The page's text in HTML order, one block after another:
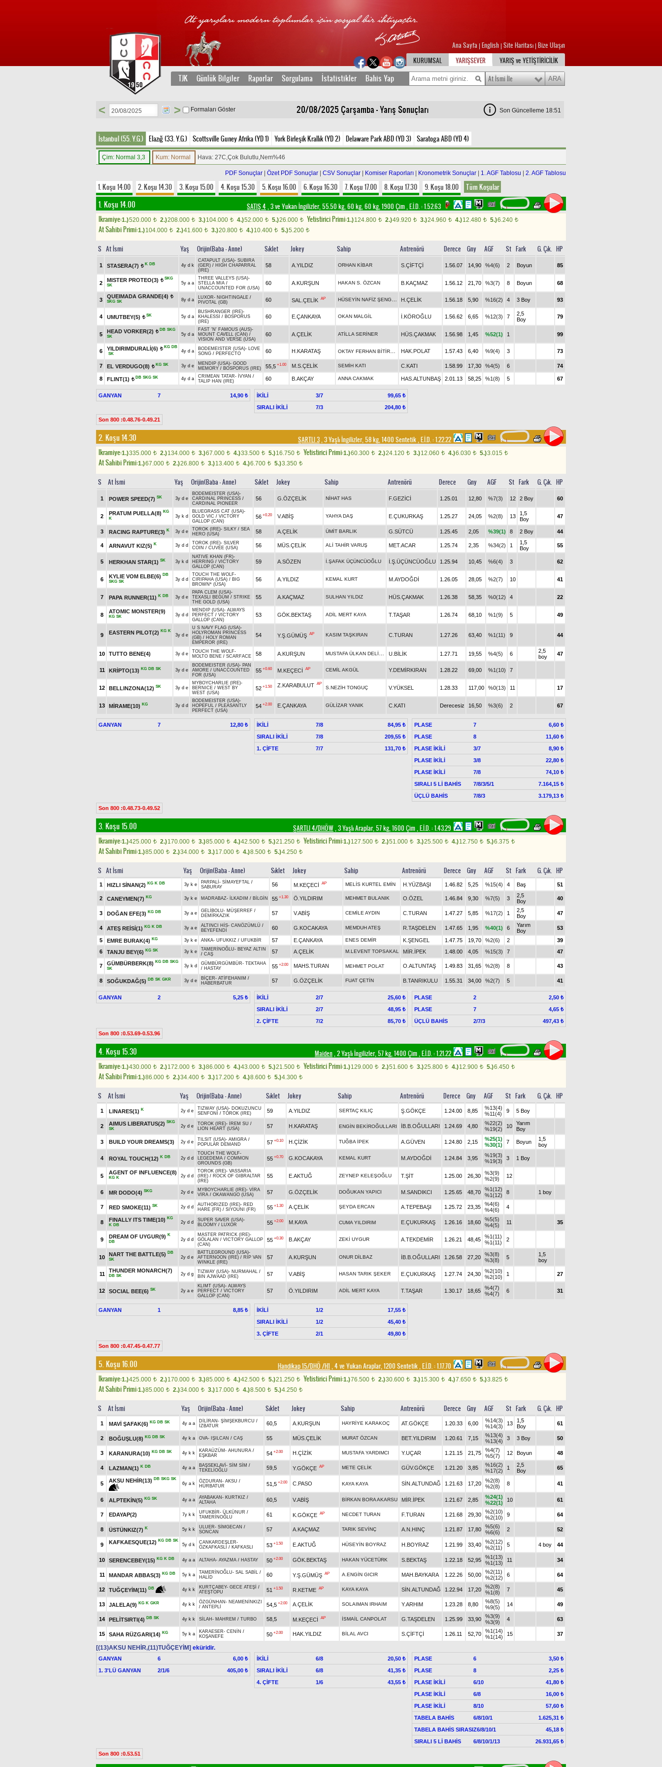
Ana Sayfa English Site Haritası Bize Ulaşın
KURUMSAL
YARIŞSEVER YARIŞ ve YETİŞTİRİCİLİK
TJK Günlük Bilgiler Raporlar Sorgulama İstatistikler Bahis Yap At İsmi İle
20/08/2025 Çarşamba - Yarış Sonuçları
< > Formaları Göster Son Güncelleme 18:51
İstanbul (55. Y.G.) Elazığ (33. Y.G.) Scottsville Guney Afrika (YD 1) York Birleşik Krallık (YD 2) Delaware Park ABD (YD 3) Saratoga ABD (YD 4)
Çim: Normal 3,3 Kum: Normal Hava: 27C,Çok Bulutlu,Nem%46
PDF Sonuçlar Özet PDF Sonuçlar CSV Sonuçlar Komiser Raporları Kronometrik Sonuçlar 1. AGF Tablosu 2. AGF Tablosu
1. Koşu 14.00 2. Koşu 14.30 3. Koşu 15.00 4. Koşu 15.30 5. Koşu 16.00 6. Koşu 16.30 7. Koşu 17.00 8. Koşu 17.30 9. Koşu 18.00 Tüm Koşular
1. Koşu 14.00 SATIŞ 4, 3 ve Yukarı İngilizler, 55.50 kg, 60 kg, 60 kg, 1900 Çim,E.İ.D. :1.52.63
Ikramiye:1.)520.000 t 2.)208.000 t 3.)104.000 t 4.)52.000 t 5.)26.000 t Yetistirici Primi:1.)124.800 t 2.)49.920 t 3.)24.960 t 4.)12.480 t 5.)6.240 t
At Sahibi Primi:1.)104.000 t 2.)41.600 t 3.)20.800 t 4.)10.400 t 5.)5.200 t
S At İsmi Yaş Orijin(Baba - Anne) Sıklet Jokey Sahip Antrenörü Derece Gny AGF St Fark G. Çık. HP
1 STASERA(7) t K DB 4y d k
CATAPULT (USA)- SUBIRA
(GER) / HIGH CHAPARRAL
(IRE)
58 A.YILDIZ ORHAN KİBAR S.ÇİFTÇİ 1.56.07 14,90 %4(6) 2 Boyun 85
2
MISTER PROTEO(3) t SKG
SK
5y a a
THREE VALLEYS (USA)-
STELLA MIA /
UNACCOUNTED FOR (USA)
60 A.KURŞUN HAKAN S. ÖZCAN B.KAÇMAZ 1.56.12 21,70 %3(7) 8 Boyun 68
3
QUEIMADA GRANDE(4) t
SKG SK 8y d a LUXOR- NIGHTINGALE /
PIVOTAL (GB)
60 SAL.ÇELİK AP H.ÇELİK 1.56.18 5,90 %16(2) 4 3 Boy 93
4 UMUTBEY(5) t SK 5y d a
BUSHRANGER (IRE)-
KHALESSİ / BOSPORUS
(IRE)
60 E.ÇANKAYA OKAN MALGİL İ.KÖROĞLU 1.56.62 6,65 %12(3) 7
2,5
Boy
79
5
HEAD VORKER(2) t DB SKG
SK
5y d a
FAST 'N' FAMOUS (AUS)-
MOUNT CAVELL (CAN) /
VISION AND VERSE (USA)
60 A.ÇELİK ATİLLA SERİNER HÜS.ÇAKMAK 1.56.98 1,45 %52(1) 1 99
6 YILDIRIMDURALİ(6) t KG DB
SK
4y d a BODEMEISTER (USA)- LOVE
SONG / PERFECTO 60 H.KARATAŞ HAK.POLAT 1.57.43 6,40 %9(4) 3 73
7 EL VERDUGO(8) t KG SK 3y d e MENDIP (USA)- GOOD
MEMORY / BOSPORUS (IRE) 55,5 +1.00 M.S.ÇELİK SEMİH KATI C.KATI 1.58.99 17,30 %4(5) 6 74
8 FLINT(1) t DB SKG SK 4y d a CRIMEAN TATAR- İVYAN /
TALIP HAN (IRE)
60 B.AKÇAY ANNA CAKMAK HAS.ALTUNBAŞ 2.01.13 58,25 %1(8) 5 67
GANYAN 7 14,90 ₺ İKİLİ 3/7
99,65 ₺
SIRALI İKİLİ
7/3 204,80 ₺
Son 800 :0.48.76-0.49.21
2. Koşu 14.30 ŞARTLI 3, 3 Yaşlı İngilizler, 58 kg, 1400 Sentetik,E.İ.D. :1.22.22
Ikramiye:1.)335.000 t 2.)134.000 t 3.)67.000 t 4.)33.500 t 5.)16.750 t Yetistirici Primi:1.)60.300 t 2.)24.120 t 3.)12.060 t 4.)6.030 t 5.)3.015 t
At Sahibi Primi:1.)67.000 t 2.)26.800 t 3.)13.400 t 4.)6.700 t 5.)3.350 t
S At İsmi Yaş Orijin(Baba - Anne) Sıklet Jokey Sahip Antrenörü Derece Gny AGF St Fark G. Çık. HP
1 POWER SPEED(7) SK 3y d e
BODEMEISTER (USA)-
CARDINAL PRINCESS /
CARDINAL PIONEER
56 G.ÖZÇELİK NİHAT HAS F.GEZİCİ 1.25.01 12,80 %7(3) 12 2 Boy 60
2
PRATUM PUELLA(8) KG
K
3y k d
BLUEGRASS CAT (USA)-
GOLD VIC / VICTORY
GALLOP (CAN)
56 +0.20 V.ABİŞ YAHYA DAŞ E.ÇUKURKAŞ 1.25.27 24,05 %2(8) 13
1,5
Boy
47
3 RACING RAPTURE(3) K 3y d e TOROK (IRE)- SILKY / SEA
HERO (USA)
58 A.ÇELİK ÜMİT BARLIK G.SÜTCÜ 1.25.45 2,05 %39(1) 8 2 Boy 44
4 ARNAVUT KIZ(5) K 3y d d TOROK (IRE)- SILVER
COIN / CUVEE (USA) 56 MÜS.ÇELİK ALİ TAHİR VARUŞ MET.ACAR 1.25.74 2,35 %34(2) 1
1,5
Boy
55
5 HERKHAN STAR(1) SK 3y k d
NATIVE KHAN (FR)-
HERRING / VICTORY
GALLOP (CAN)
59 A.SÖZEN İ.ŞAFAK ÜÇÜNCÜOĞLU İ.Ş.ÜÇÜNCÜOĞLU 1.25.94 10,45 %6(4) 3 62
6
KYLIE VOM ELBE(6) DB
SKG SK 3y d d
TOUCH THE WOLF-
CIRIPAHA (USA) / BIG
BROWN* (USA)
56 A.YILDIZ KEMAL KURT M.AYDOĞDİ 1.26.05 28,05 %2(7) 10 41
7 PAPA RUNNER(11) K DB 3y d e
PAPA CLEM (USA)-
TEXASLI BEGÜM / STRIKE
THE GOLD (USA)
55 A.KAÇMAZ SULHAN YILDIZ HÜS.ÇAKMAK 1.26.38 58,35 %0(12) 4 22
8
ATOMIC MONSTER(9)
KG SK 3y d d
MENDIP (USA)- ALWAYS
PERFECT / VICTORY
GALLOP (CAN)
53 GÖK.BEKTAŞ ADİL MERT KAYA T.TAŞAR 1.26.74 68,10 %1(9) 5 49
9 EASTERN PILOT(2) KG K
3y d e
U S NAVY FLAG (USA)-
HOLYROMAN PRINCESS
(GB) / HOLY ROMAN
EMPEROR (IRE)
54 Y.Ş.GÜMÜŞ AP KASIM TAŞKIRAN C.TURAN 1.27.26 63,40 %1(11) 9 44
10 TUTTO BENE(4) 3y d e TOUCH THE WOLF-
MOLTO BENE / SCARFACE 58 A.KURŞUN U.BİLİK 1.27.71 19,55 %4(5) 6
2,5
boy
47
11 KRİPTO(13) KG DB SK 3y d e
BODEMEISTER (USA)- PAN
AMORE / UNACCOUNTED
FOR (USA)
55 +0.60 M.KEÇECİ AP CEMİL AKGÜL Y.DEMİRKIRAN 1.28.22 69,00 %1(10) 7
12 BELLINZONA(12) SK 3y d e
MYBOYCHARLIE (IRE)-
BERNICE / WEST BY
WEST (USA)
52 +1.50 Z.KARABULUT AP
S.NEZİH TONGUÇ V.YÜKSEL 1.28.33 117,00 %0(13) 11 17
13 MİRAME(10) KG 3y d d
BODEMEISTER (USA)-
HOPEFUL / PLEASANTLY
PERFECT (USA)
54 +2.00 E.ÇANKAYA GÜLİZAR YANIK C.KATI Derecesiz 16,50 %3(6) 2 67
GANYAN 7 12,80 ₺ İKİLİ 7/8
84,95 ₺
SIRALI İKİLİ
7/8
209,55 ₺
1. ÇİFTE
7/7 131,70 ₺
PLASE 7
6,60 ₺
PLASE
8
11,60 ₺
PLASE İKİLİ
3/7
8,90 ₺
PLASE İKİLİ
3/8
22,80 ₺
PLASE İKİLİ
7/8
74,10 ₺
SIRALI 5 Lİ BAHİS
7/8/3/5/1
7.164,15 ₺
ÜÇLÜ BAHİS
7/8/3 3.179,13 ₺
Son 800 :0.48.73-0.49.52
3. Koşu 15.00 ŞARTLI 4/DHÖW, 3 Yaşlı Araplar, 57 kg, 1600 Çim,E.İ.D. :1.43.29
Ikramiye:1.)425.000 t 2.)170.000 t 3.)85.000 t 4.)42.500 t 5.)21.250 t Yetistirici Primi:1.)127.500 t 2.)51.000 t 3.)25.500 t 4.)12.750 t 5.)6.375 t
At Sahibi Primi:1.)85.000 t 2.)34.000 t 3.)17.000 t 4.)8.500 t 5.)4.250 t
S At İsmi Yaş Orijin(Baba - Anne) Sıklet Jokey Sahip Antrenörü Derece Gny AGF St Fark G. Çık. HP
1 HIZLI SİNAN(2) KG K DB 3y k e PARPALİ - SİMAYEFTAL /
SABURAY
56 M.KEÇECİ AP MELİS KURTEL EMİN H.YÜZBAŞI 1.46.82 5,25 %15(4) 4 Baş 51
2 CANEYMEN(7) KG 3y k e MADRABAZ- İLKADIM / BİLGİN 55 +1.30 Ö.YILDIRIM MEHMET BULANIK O.ÖZEL 1.46.84 9,30 %7(5) 3
2,5
Boy
40
3 DOĞAN EFE(3) KG DB 3y a e GELİBOLU- MÜŞERREF /
DEMİRKAZIK
57 V.ABİŞ CEMİLE AYDIN C.TURAN 1.47.27 5,85 %17(2) 1
2,5
Boy
47
4 ATEŞ REİSİ(1) KG K DB 3y a e ALTINCI HİS- CANÖZÜMLÜ /
BEYEFENDİ
60 G.KOCAKAYA MEMDUH ATEŞ R.TAŞDELEN 1.47.65 1,95 %40(1) 6
Yarım
Boy
53
5 EMRE BURAK(4) KG 3y k e ANKA- UFUKKIZ / UFUKBİR 57 E.ÇANKAYA ENES DEMİR K.ŞENGEL 1.47.75 19,70 %2(6) 2
39
6
TANJU BEY(6) KG SK 3y k e TAMERİNOĞLU- BEYAZ ALTIN
/ CAŞ 57 A.ÇELİK M.LEVENT TOPSAKAL MİR.İPEK 1.48.00 4,05 %15(3) 7 47
7 GÜMBÜRBERK(8) KG DB SKG
SK
3y k d GÜMBÜRGÜMBÜR- TEKTAHA
/ HASTAY 55 +2.00 MAHS.TURAN MEHMET POLAT O.ALTUNTAŞ 1.49.83 31,65 %2(8) 8 43
8 SOĞUKDAĞ(5) DB SK GKR 3y d e BİÇER- ATİFEHANIM /
HABERBATUR
57 G.ÖZÇELİK FUAT ÇETİN B.TANRIKULU 1.55.31 34,00 %2(7) 5 41
GANYAN 2 5,25 ₺ İKİLİ 2/7
25,60 ₺
SIRALI İKİLİ
2/7
48,95 ₺
2. ÇİFTE
7/2 85,70 ₺
PLASE 2
2,50 ₺
PLASE
7
4,65 ₺
ÜÇLÜ BAHİS
2/7/3 497,43 ₺
Son 800 :0.53.69-0.53.96
4. Koşu 15.30 Maiden, 2 Yaşlı İngilizler, 57 kg, 1400 Çim,E.İ.D. :1.21.22
Ikramiye:1.)430.000 t 2.)172.000 t 3.)86.000 t 4.)43.000 t 5.)21.500 t Yetistirici Primi:1.)129.000 t 2.)51.600 t 3.)25.800 t 4.)12.900 t 5.)6.450 t
At Sahibi Primi:1.)86.000 t 2.)34.400 t 3.)17.200 t 4.)8.600 t 5.)4.300 t
S At İsmi Yaş Orijin(Baba - Anne) Sıklet Jokey Sahip Antrenörü Derece Gny AGF St Fark G. Çık. HP
1 LINARES(1) K 2y d e TIZWAY (USA)- DOKUZUNCU
SENFONİ
/ TOROK (IRE) 59 A.YILDIZ SERTAÇ KILIÇ Ş.GÖKÇE 1.24.00 8,85
%13(4)
%11(4)
9 5 Boy
2 AIMUS LIBERATUS(2) SKG
SK
2y d e TOROK (IRE)- İREM SU /
LION HEART (USA)
57 H.KARATAŞ ENGİN BEKİROĞULLARI İB.B.OĞULLARI 1.24.69 4,80
%22(2)
%19(2)
10
Yarım
Boy
3 BUILD YOUR DREAMS(3) 2y d e TILSIT (USA)- AMIGRA /
POPULAR DEMAND
57 +0.10 H.ÇİZİK TUĞBA İPEK A.GÜVEN 1.24.80 2,15
%25(1)
%30(1)
7 Boyun
1,5
boy
4 ROYAL TOUCH(12) K DB 2y d d
TOUCH THE WOLF-
LEGEDEMA / COMMON
GROUNDS (GB)
55 +0.70 G.KOCAKAYA KEMAL KURT M.AYDOĞDİ 1.24.84 3,95
%19(3)
%19(3)
3 1 Boy
5
AGENT OF INFLUENCE(8)
KG K 2y d d
TOROK (IRE)- VASSARIA
(IRE) / ROCK OF GIBRALTAR
(IRE)
55 E.AKTUĞ ZEYNEP KELEŞOĞLU T.ŞİT 1.25.00 26,30
%3(9)
%2(9)
12
6 MR DODO(4) SKG 2y d e MYBOYCHARLIE (IRE)- VİRA
VİRA / OKAWANGO (USA) 57 G.ÖZÇELİK DOĞUKAN YAPICI M.SANDIKCI 1.25.65 48,70
%1(12)
%1(12)
8 1 boy
7 RED SMOKE(11) SK 2y d d AUTHORIZED (IRE)- RED
HARE (FR) / SIYOUNI (FR) 55 +1.30 A.ÇELİK ŞEYDA ERCAN A.TEPEBAŞI 1.25.72 23,35
%4(6)
%4(6)
4
8 FINALLY ITS TIME(10) KG
K DB
2y d d SUPER SAVER (USA)-
BLOOMY / LUXOR 55 +2.00 M.KAYA CUMA YILDIRIM E.ÇUKURKAŞ 1.26.16 18,60
%5(5)
%4(5)
11 35
9
DREAM OF UYGUR(9) K
DB
2y d d
MASTER PATRICK (IRE)-
GÖLALAN / VICTORY GALLOP
(CAN)
55 +0.30 B.AKÇAY ZEKİ UYGUR A.TEKDEMİR 1.26.21 48,45
%1(11)
%1(11)
2
10
NART THE BATTLE(5) DB
SK
2y d e
BATTLEGROUND (USA)-
AFTERNOON (IRE) / RIP VAN
WINKLE (IRE)
57 A.KURŞUN ONUR DİLBAZ İB.B.OĞULLARI 1.26.58 27,20
%3(8)
%3(8)
5
1,5
boy
11
THUNDER MONARCH(7)
DB SK 2y d g TIZWAY (USA)- NURMAHAL /
BIN AJWAAD (IRE)
57 V.ABİŞ HASAN TARIK ŞEKER E.ÇUKURKAŞ 1.27.74 24,30
%2(10)
%2(10)
1 27
12 SOCIAL BEE(6) SK 2y a e
KLIMT (USA)- ALWAYS
PERFECT / VICTORY
GALLOP (CAN)
57 Ö.YILDIRIM ADİL MERT KAYA T.TAŞAR 1.30.17 18,65
%4(7)
%4(7)
6 31
GANYAN 1 8,85 ₺ İKİLİ 1/2
17,55 ₺
SIRALI İKİLİ
1/2
45,40 ₺
3. ÇİFTE
2/1 49,80 ₺
Son 800 :0.47.45-0.47.77
5. Koşu 16.00 Handikap 15/DHÖ /H1 , 4 ve Yukarı Araplar, 1200 Sentetik,E.İ.D. :1.17.70
Ikramiye:1.)425.000 t 2.)170.000 t 3.)85.000 t 4.)42.500 t 5.)21.250 t Yetistirici Primi:1.)76.500 t 2.)30.600 t 3.)15.300 t 4.)7.650 t 5.)3.825 t
At Sahibi Primi:1.)85.000 t 2.)34.000 t 3.)17.000 t 4.)8.500 t 5.)4.250 t
S At İsmi Yaş Orijin(Baba - Anne) Sıklet Jokey Sahip Antrenörü Derece Gny AGF St Fark G. Çık. HP
1 MAVİ ŞAFAK(6) KG DB SK 4y a a DİLİRAN - ŞİMŞEKBURCU /
İZBATUR
60,5 A.KURŞUN HAYRİYE KARAKOÇ AT.GÖKÇE 1.20.33 6,00
%14(3)
%14(3)
13
1,5
Boy
61
2 BOĞUŞLU(8) KG DB SK 4y k a OVA- IŞILCAN / CAŞ 55 MÜS.ÇELİK MURAT ÖZCAN BET.YILDIRIM 1.20.61 7,15
%13(4)
%13(4)
3 3 Boy 50
3 KARANURA(10) KG DB SK 4y k k KARAÜZÜM - AHUNURA /
EŞKBAR
54 +2.00 H.ÇİZİK MUSTAFA YARDIMCI Y.UÇAR 1.21.15 21,75
%4(7)
%5(7)
12 Boyun 48
4 LAZMAN(1) K DB 4y a a BAŞSEKLAVİ - SİM SİM /
TEKELİOĞLU
59,5 Y.GÖKÇE AP METE ÇELİK GÜV.GÖKÇE 1.21.20 3,85
%16(2)
%17(2)
1
2,5
Boy
65
5
AKSU NEHİR(13) DB SKG SK
6y a k ÖZDURAN - AKSU /
HÜRBATUR
51,5 +2.00 C.PASO KAYA KAYA SİN.ALTUNDAĞ 1.21.63 17,20
%2(8)
%2(8)
8 41
6 ALPTEKİN(5) KG SK 4y a a AYABAKAN - KURTKIZ /
ALTAHA
60,5 V.ABİŞ BİRKAN BORA AKARSU MİR.İPEK 1.21.67 2,85
%24(1)
%22(1)
10 61
7 EDAYAP(2) 7y k k UFUKBİR- ÜLKÜNUR /
TAMERİNOĞLU
61 K.GÖKÇE AP NECDET TURAN F.TURAN 1.21.68 29,30
%2(10)
%2(10)
9 64
8 ÜSTÜNKIZ(7) K 5y k k ULUER- SİMGECAN /
SONCAN
57 A.KAÇMAZ TARIK SEVİNÇ A.N.HINÇ 1.21.87 17,80
%5(6)
%6(6)
2 52
9 KAFKAESQUE(12) KG DB SK
5y d k CANKARDEŞLER-
ÖZKAFKASLI / KAFKASLI 53 +1.50 E.AKTUĞ HÜSEYİN BOYRAZ H.BOYRAZ 1.21.99 33,40
%2(12)
%2(11)
5 4 boy 44
10 SERENCEBEY(15) KG K DB 4y a a ALTAHA- AYAZMA / HASTAY 50 +2.00 GÖK.BEKTAŞ HAKAN YÜCETÜRK S.BEKTAŞ 1.22.18 52,95
%1(13)
%1(13)
11 34
11 MANDAR ABBAS(3) KG DB 5y k a TAMERİNOĞLU- SAL SABİL /
HALİD
60 Y.Ş.GÜMÜŞ AP A.ENGİN GICIR MAH.BAYKARA 1.22.26 50,00
%2(11)
%2(12)
6 64
12 TUĞÇEYİM(11) DB 4y k k KURTÇABEY- GECE ATEŞİ /
ATEŞTOPU
51 +1.50 R.KETME AP KAYA KAYA SİN.ALTUNDAĞ 1.22.94 17,20
%2(8)
%1(8)
7 45
13 JALELA(9) KG K GKR 4y k k ÖZGÜNHAN - NEAMENİNKIZI
/ ANTEPLİ 54,5 +2.00 A.ÇELİK SOLAIMAN IRHAIM Y.ARHIM 1.23.28 8,80
%8(5)
%9(5)
14 49
14 PELİTSIRTI(4) DB SK 4y k k SİLAH - MAHREM / TURBO 58,5 M.KEÇECİ AP İSMAİL CANPOLAT G.TAŞDELEN 1.25.99 33,90
%3(9)
%3(9)
4 63
15 SAHA RÜZGARI(14) KG 5y k a KARAESER- CENİN /
KOŞANEFE
50 +2.00 HAK.YILDIZ BİLAL AVCI S.ÇİFTÇİ 1.26.11 52,70
%1(14)
%1(14)
15 37
[(13)AKSU NEHİR,(11)TUĞÇEYİM] eküridir.
GANYAN 6
6,00 ₺
1. 3'LÜ GANYAN
2/1/6 405,00 ₺
İKİLİ 6/8
20,50 ₺
SIRALI İKİLİ
6/8
41,35 ₺
4. ÇİFTE
1/6 43,55 ₺
PLASE 6
3,50 ₺
PLASE
8
2,25 ₺
PLASE İKİLİ
6/10
41,80 ₺
PLASE İKİLİ
6/8
16,00 ₺
PLASE İKİLİ
8/10
57,60 ₺
TABELA BAHİS
6/8/10/1
1.625,31 ₺
TABELA BAHİS SIRASIZ6/8/10/1
45,18 ₺
SIRALI 5 Lİ BAHİS
6/8/10/1/13 26.931,65 ₺
Son 800 :0.53.51